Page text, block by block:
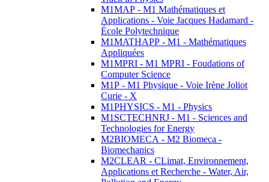
M1MAP - M1 Mathématiques et
Applications - Voie Jacques Hadamard -
École Polytechnique
M1MATHAPP - M1 - Mathématiques
Appliquées
M1MPRI - M1 MPRI - Foudations of
Computer Science
M1P - M1 Physique - Voie Irène Joliot
Curie - X
M1PHYSICS - M1 - Physics
M1SCTECHNRJ - M1 - Sciences and
Technologies for Energy
M2BIOMECA - M2 Biomeca -
Biomechanics
M2CLEAR - CLimat, Environnement,
Applications et Recherche - Water, Air,